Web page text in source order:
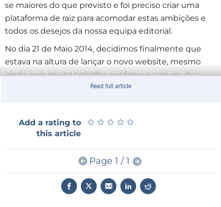
se maiores do que previsto e foi preciso criar uma
plataforma de raiz para acomodar estas ambições e
todos os desejos da nossa equipa editorial.
No dia 21 de Maio 2014, decidimos finalmente que
estava na altura de lançar o novo website, mesmo
ainda com muito trabalho por fazer e com muitos
pontos na nossa “lista de desejos” por realizar ou
intensamente para completar o projecto.
dinâmica e está formatada idealmente para ser
diferentes e tamanhos de ecrã. Em segundo lugar, o
website oferece o melhor serviço aos nossos
Read full article
Add a rating to
this article
★ ★ ★ ★ ★
★ ★ ★ ★ ★
Page 1 / 1